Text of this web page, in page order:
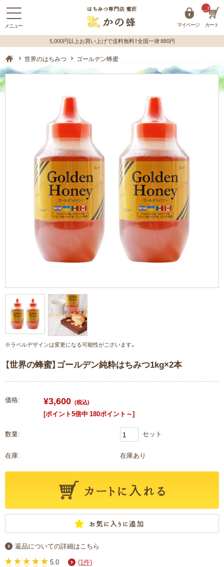
マイページ カート
蜂蜜（はちみつ）の購入はハチミツ専門店【かの蜂】 ホーム
世界のはちみつ ゴールデン蜂蜜
【世界の蜂蜜】ゴールデン純粋はちみつ1kg×2本
価格: ¥3,600 (税込)
[ポイント5倍中 180ポイント～]
数量: セット
在庫: 在庫あり
返品についての詳細はこちら
5.0
(1件)